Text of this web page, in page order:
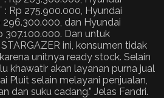
: Rp 275.900.000, Hyundai
296.300.000, dan Hyundai
307.100.000. Dan untuk
ini, konsumen tidak
unitnya ready stock. Selain
khawatir akan layanan purna jual
Pluit selain melayani penjualan,
dan suku cadang.” Jelas Fandri.